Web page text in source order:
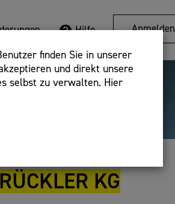
finden Sie in unserer
und direkt unsere
selbst zu verwalten. Hier
Hilfe Anmelden
Detailsuche
KG